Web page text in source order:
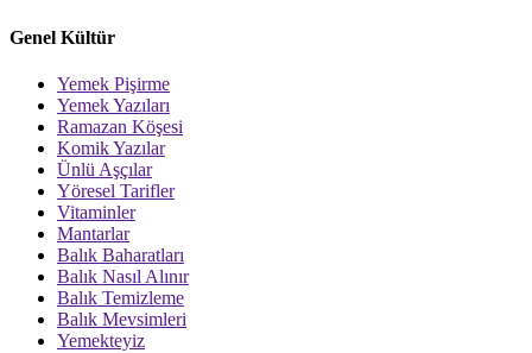
Genel Kültür
Yemek Pişirme
Yemek Yazıları
Ramazan Köşesi
Komik Yazılar
Ünlü Aşçılar
Yöresel Tarifler
Vitaminler
Mantarlar
Balık Baharatları
Balık Nasıl Alınır
Balık Temizleme
Balık Mevsimleri
Yemekteyiz